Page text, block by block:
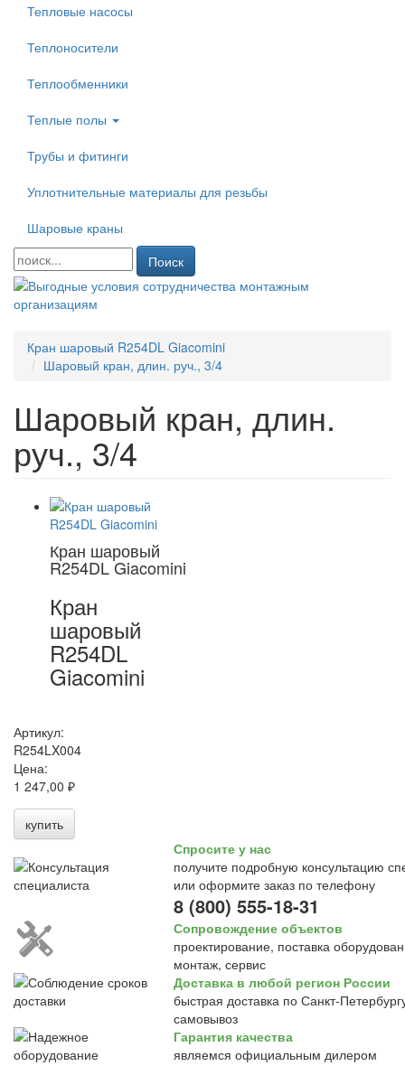
Тепловые насосы
Теплоносители
Теплообменники
Теплые полы
Трубы и фитинги
Уплотнительные материалы для резьбы
Шаровые краны
Поиск
Кран шаровый R254DL Giacomini
Шаровый кран, длин. руч., 3/4
Шаровый кран, длин.
руч., 3/4
Кран шаровый
R254DL Giacomini
Кран
шаровый
R254DL
Giacomini
Артикул:
R254LX004
Цена:
1 247,00 ₽
купить
Спросите у нас
получите подробную консультацию
или оформите заказ по телефону
8 (800) 555-18-31
Сопровождение объектов
проектирование, поставка
монтаж, сервис
Доставка в любой регион России
быстрая доставка по Санкт-
самовывоз
Гарантия качества
являемся официальным дилером